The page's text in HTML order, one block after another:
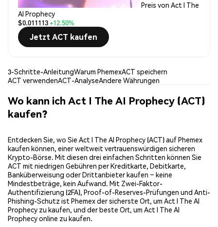
Preis von Act I The
AI Prophecy
$0.011113+12.50%
Jetzt ACT kaufen
3-Schritte-AnleitungWarum PhemexACT speichern
ACT verwendenACT-AnalyseAndere Währungen
Wo kann ich Act I The AI Prophecy (ACT)
kaufen?
Entdecken Sie, wo Sie Act I The AI Prophecy (ACT) auf Phemex
kaufen können, einer weltweit vertrauenswürdigen sicheren
Krypto-Börse. Mit diesen drei einfachen Schritten können Sie
ACT mit niedrigen Gebühren per Kreditkarte, Debitkarte,
Banküberweisung oder Drittanbieter kaufen – keine
Mindestbeträge, kein Aufwand. Mit Zwei-Faktor-
Authentifizierung (2FA), Proof-of-Reserves-Prüfungen und Anti-
Phishing-Schutz ist Phemex der sicherste Ort, um Act I The AI
Prophecy zu kaufen, und der beste Ort, um Act I The AI
Prophecy online zu kaufen.